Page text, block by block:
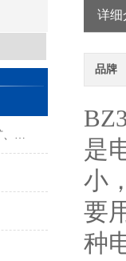
BZ3标准电阻主要适用于工矿、学校、科研使用
详细
品牌
是
小
要
种